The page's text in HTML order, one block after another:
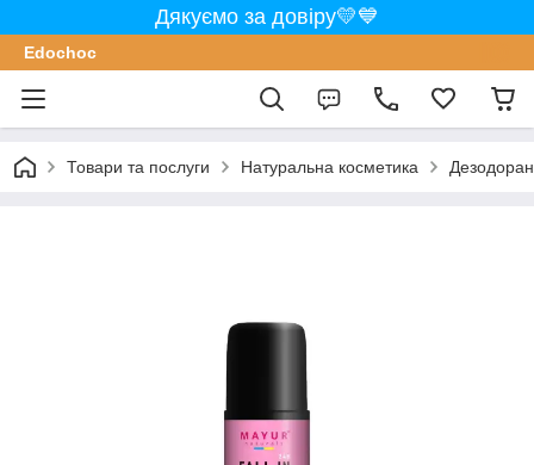
Дякуємо за довіру💛💙
Edochoс
Товари та послуги Натуральна косметика